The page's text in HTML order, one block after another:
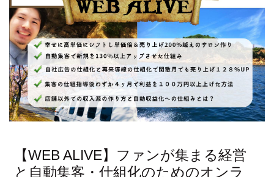
【WEB ALIVE】ファンが集まる経営
と自動集客・仕組化のためのオンラ